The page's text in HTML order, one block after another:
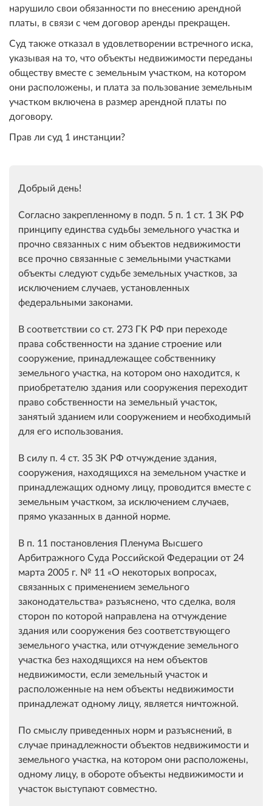
нарушило свои обязанности по внесению арендной
платы, в связи с чем договор аренды прекращен.
Суд также отказал в удовлетворении встречного иска,
указывая на то, что объекты недвижимости переданы
обществу вместе с земельным участком, на котором
они расположены, и плата за пользование земельным
участком включена в размер арендной платы по
договору.
Прав ли суд 1 инстанции?
Добрый день!
Согласно закрепленному в подп. 5 п. 1 ст. 1 ЗК РФ
принципу единства судьбы земельного участка и
прочно связанных с ним объектов недвижимости
все прочно связанные с земельными участками
объекты следуют судьбе земельных участков, за
исключением случаев, установленных
федеральными законами.
В соответствии со ст. 273 ГК РФ при переходе
права собственности на здание строение или
сооружение, принадлежащее собственнику
земельного участка, на котором оно находится, к
приобретателю здания или сооружения переходит
право собственности на земельный участок,
занятый зданием или сооружением и необходимый
для его использования.
В силу п. 4 ст. 35 ЗК РФ отчуждение здания,
сооружения, находящихся на земельном участке и
принадлежащих одному лицу, проводится вместе с
земельным участком, за исключением случаев,
прямо указанных в данной норме.
В п. 11 постановления Пленума Высшего
Арбитражного Суда Российской Федерации от 24
марта 2005 г. № 11 «О некоторых вопросах,
связанных с применением земельного
законодательства» разъяснено, что сделка, воля
сторон по которой направлена на отчуждение
здания или сооружения без соответствующего
земельного участка, или отчуждение земельного
участка без находящихся на нем объектов
недвижимости, если земельный участок и
расположенные на нем объекты недвижимости
принадлежат одному лицу, является ничтожной.
По смыслу приведенных норм и разъяснений, в
случае принадлежности объектов недвижимости и
земельного участка, на котором они расположены,
одному лицу, в обороте объекты недвижимости и
участок выступают совместно.